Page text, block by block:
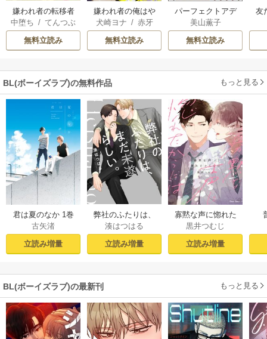
嫌われ者の転移者
は、出戻った異世
界で溺愛される
中堕ち /てんつぶ
無料立読み
嫌われ者の俺はや
り直しの世界で義
弟達にごまをする
【シーモア限定
犬崎ヨナ / 赤牙
無料立読み
パーフェクトアデ
ィクション
美山薫子
無料立読み
友
BL(ボーイズラブ)の無料作品 もっと見る
君は夏のなか 1巻
古矢渚
立読み増量
弊社のふたりは、
まだ未遂らしい。
１【コミックシー
モア限定描き下ろ
湊はつはる
立読み増量
寡黙な声に惚れた
からには【おまけ
付き電子限定版】
黒井つむじ
立読み増量
BL(ボーイズラブ)の最新刊 もっと見る